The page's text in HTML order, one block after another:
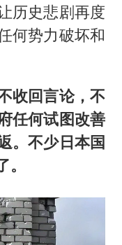
历史悲剧再度
何势力破坏和
收回言论，不
任何试图改善
。不少日本国